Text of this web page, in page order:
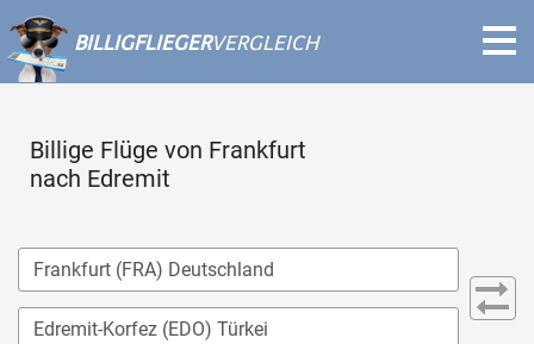
BILLIGFLIEGERVERGLEICH
Billige Flüge von Frankfurt
nach Edremit